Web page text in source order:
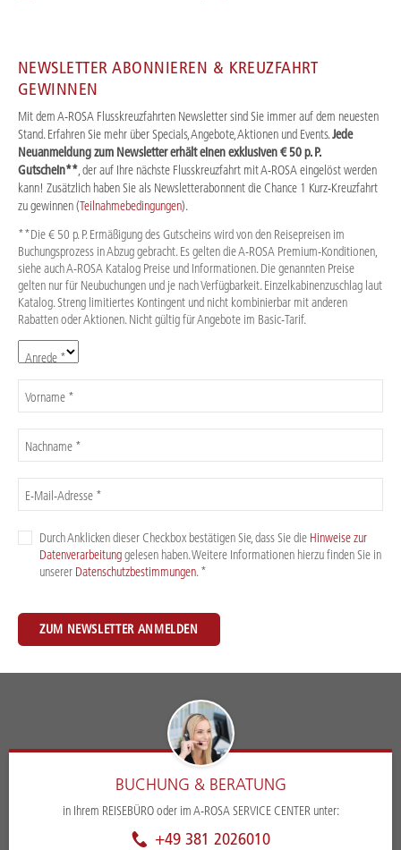
NEWSLETTER ABONNIEREN & KREUZFAHRT
GEWINNEN
Mit dem A-ROSA Flusskreuzfahrten Newsletter sind Sie immer auf dem neuesten
Stand. Erfahren Sie mehr über Specials, Angebote, Aktionen und Events.Jede
Neuanmeldung zum Newsletter erhält einen exklusiven € 50 p. P.
Gutschein** , der auf Ihre nächste Flusskreuzfahrt mit A-ROSA eingelöst werden
kann! Zusätzlich haben Sie als Newsletterabonnent die Chance 1 Kurz-Kreuzfahrt
zu gewinnen (Teilnahmebedingungen).
**Die € 50 p. P. Ermäßigung des Gutscheins wird von den Reisepreisen im
Buchungsprozess in Abzug gebracht. Es gelten die A-ROSA Premium-Konditionen,
siehe auch A-ROSA Katalog Preise und Informationen. Die genannten Preise
gelten nur für Neubuchungen und je nach Verfügbarkeit. Einzelkabinenzuschlag laut
Katalog. Streng limitiertes Kontingent und nicht kombinierbar mit anderen
Rabatten oder Aktionen. Nicht gültig für Angebote im Basic-Tarif.
Anrede *
Vorname *
Nachname *
E-Mail-Adresse *
Durch Anklicken dieser Checkbox bestätigen Sie, dass Sie die Hinweise zur
Datenverarbeitunggelesen haben. Weitere Informationen hierzu finden Sie in
unserer Datenschutzbestimmungen. *
ZUM NEWSLETTER ANMELDEN
BUCHUNG & BERATUNG
in Ihrem REISEBÜRO oder im A-ROSA SERVICE CENTER unter:
+49 381 2026010